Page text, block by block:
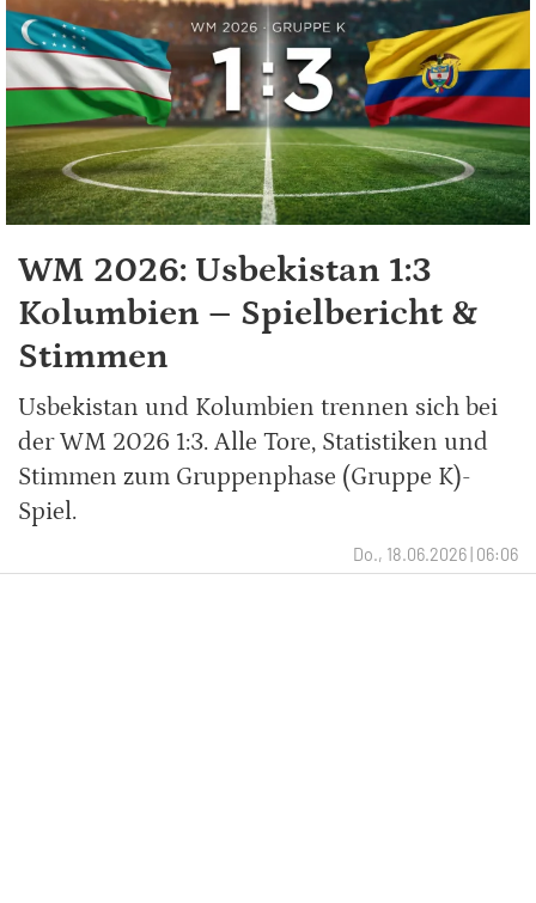
WM 2026: Usbekistan 1:3
Kolumbien – Spielbericht &
Stimmen
Usbekistan und Kolumbien trennen sich bei
der WM 2026 1:3. Alle Tore, Statistiken und
Stimmen zum Gruppenphase (Gruppe K)-
Spiel.
Do., 18.06.2026 | 06:06